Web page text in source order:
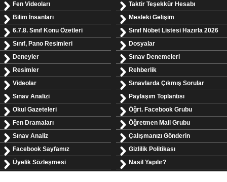
Fen Videoları
Bilim İnsanları
6.7.8. Sınıf Konu Özetleri
Sınıf, Pano Resimleri
Deneyler
Resimler
Videolar
Sınav Analizi
Okul Gazeteleri
Fen Dramaları
Sınav Analiz
Facebook Sayfamız
Üyelik Sözleşmesi
Taktir Teşekkür Hesabı
Mesleki Gelişim
Sınıf Nöbet Listesi Hazırla 2026
Dosyalar
Sınav Denemeleri
Rehberlik
Sınavlarda Çıkmış Sorular
Paylaşım Toplantısı
Öğrt. Facebook Grubu
Öğretmen Mail Grubu
Çalışmanızı Gönderin
Gizlilik Politikası
Nasil Yapılır?